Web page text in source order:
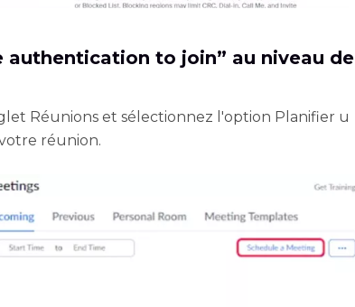
authentication to join” au niveau de
Réunions et sélectionnez l'option Planifier u
réunion.